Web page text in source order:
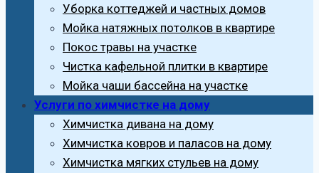
Уборка коттеджей и частных домов
Мойка натяжных потолков в квартире
Покос травы на участке
Чистка кафельной плитки в квартире
Мойка чаши бассейна на участке
Услуги по химчистке на дому
Химчистка дивана на дому
Химчистка ковров и паласов на дому
Химчистка мягких стульев на дому